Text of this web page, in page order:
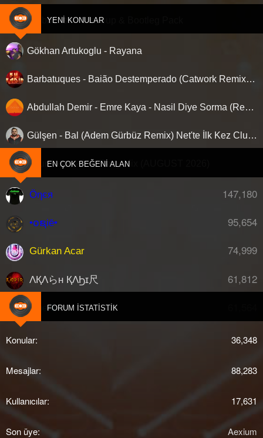
Clubberism - Mashup & Bootleg Pack
YENI KONULAR
Gökhan Artukoglu - Rayana
Barbatuques - Baião Destemperado (Catwork Remix) ‘Nette ilk…!
Abdullah Demir - Emre Kaya - Nasil Diye Sorma (Remix)
Gülşen - Bal (Adem Gürbüz Remix) Net'te İlk Kez Clubberism.com'da !
H Onur Aktas - Afro Party Mix (AUGUST 2026)
EN ÇOK BEĞENI ALAN
147,180
Öηєя
95,654
•໐ຊiē•
74,999
Gürkan Acar
61,812
ΛҚΛらн ҚΛϦɪ尺
djberkFORUM İSTATISTIK
Konular 36,348
Mesajlar 88,283
Kullanıcılar 17,631
Son üye Aexium